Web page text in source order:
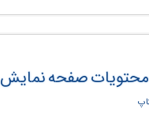
و محتویات صفحه نمایش